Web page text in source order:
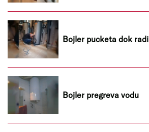
Bojler pucketa dok radi
Bojler pregreva vodu